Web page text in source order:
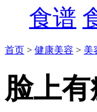
食谱
首页 > 健康美容 > 美
脸上